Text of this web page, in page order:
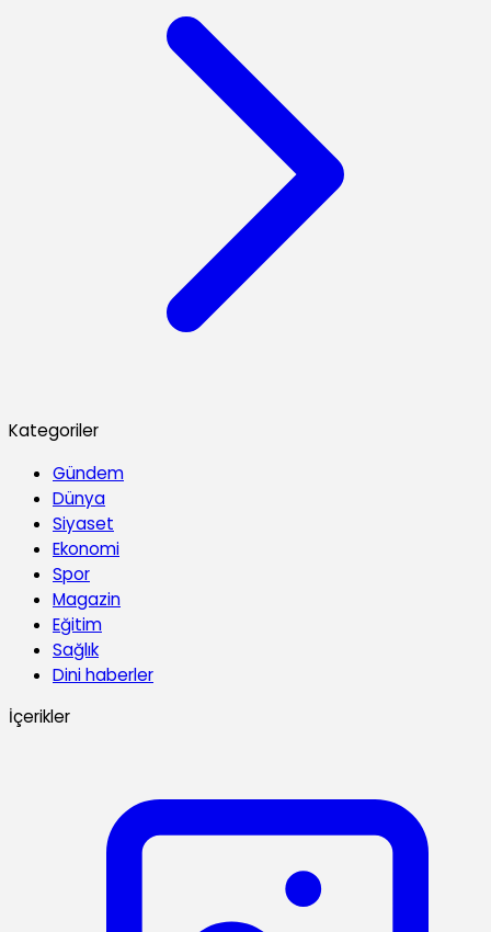
Kategoriler
Gündem
Dünya
Siyaset
Ekonomi
Spor
Magazin
Eğitim
Sağlık
Dini haberler
İçerikler